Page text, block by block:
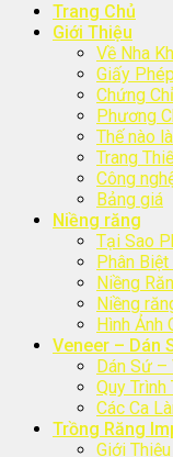
Trang Chủ
Giới Thiệu
Về Nha
Giấy
Chứng
Phương
Thế nào
Trang
Công
Bảng giá
Niềng răng
Tại Sao
Phân
Niềng
Niềng
Hình Ảnh
Veneer – Dán
Dán Sứ –
Quy
Các Ca
Trồng Răng
Giới